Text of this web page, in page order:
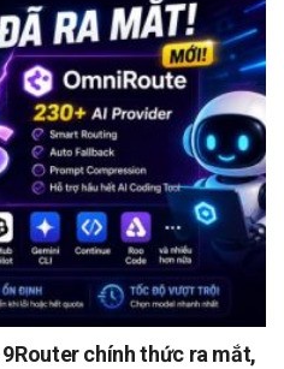
chính thức ra mắt,